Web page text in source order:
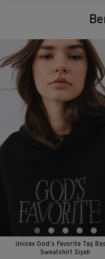
Unisex God's Favorite Taş
Sweatshirt Siyah